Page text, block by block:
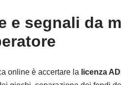
e segnali da
online è accertare la licenza